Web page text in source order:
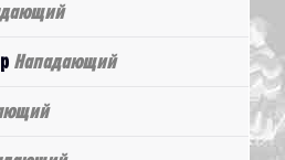
Нападающий